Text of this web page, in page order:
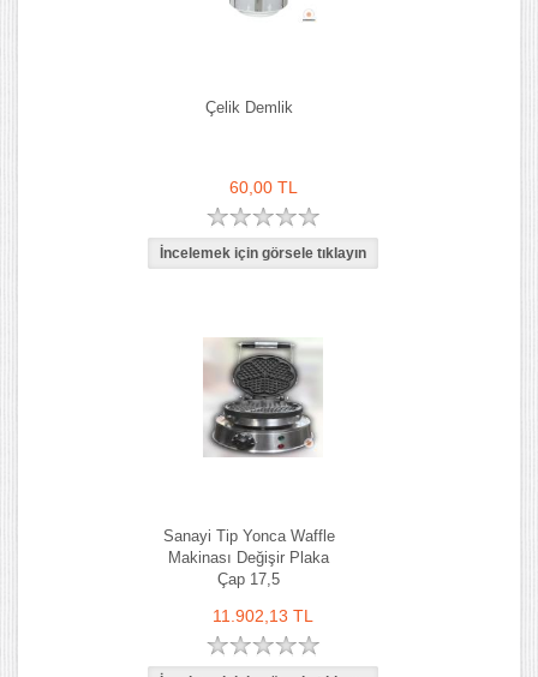
Çelik Demlik
60,00 TL
Sanayi Tip Yonca Waffle
Makinası Değişir Plaka
Çap 17,5
11.902,13 TL